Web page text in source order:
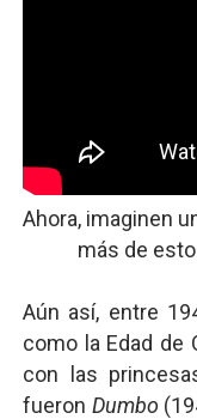
Ahora, imaginen
más de
Aún así, entre
como la Edad de
con las
fueron Dumbo